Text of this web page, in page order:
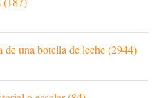
una botella de leche (2944)